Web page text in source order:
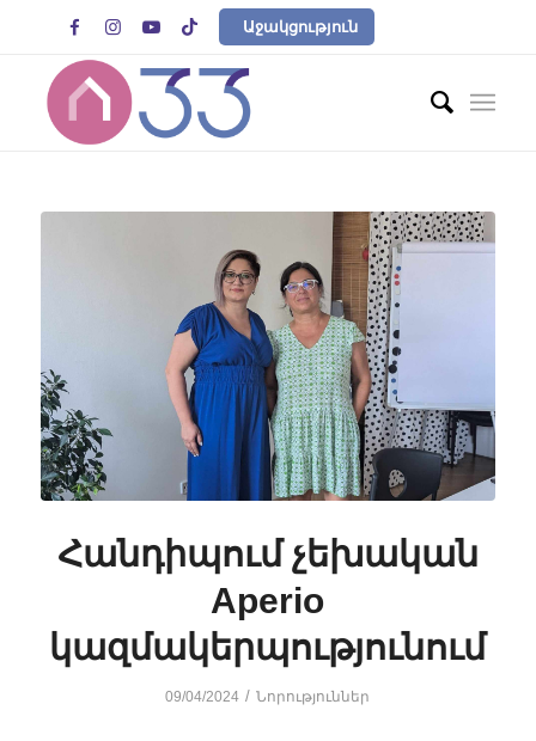
    Աջակցություն
Հանդիպում չեխական
Aperio
կազմակերպությունում
09/04/2024 / Նորություններ